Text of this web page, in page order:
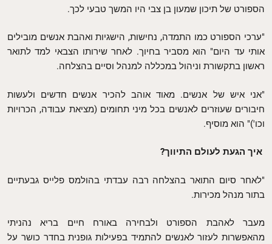
הספורט של תיכון שמעון בן צבי היו המשך טבעי לכך.
"ערכי הספורט כמו התמדה, נחישות, הישגיות ואהבת אנשים מובילים
אותי עד היום" הוא מסביר בחיוך. לאחר שירותו הצבאי למד לתואר
ראשון בתקשורת וניהול במכללה למנהל וסיים בהצלחה.
"אני איש של אנשים. מאוד אוהב להכיר אנשים חדשים ולעשות
חיבורים שעוזרים לאנשים בכל מיני תחומים (מציאת עבודה, הכרויות
וכו')" הוא מוסיף.
איך הגעת לעולם התיווך?
"לאחר סיום התואר בהצלחה רבה עבדתי בהולמס פלייס גבעתיים
בתור מנהל מכירות.
מעבר לאהבת הספורט ולבחירה באורח חיים בריא נהניתי
מהאפשרות לעזור לאנשים להתמיד בפעילות גופנית בחדר כושר על